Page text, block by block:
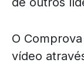
O
vídeo